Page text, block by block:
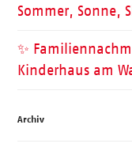
Sommer, Sonne,
✨
Kinderhaus am
Archiv